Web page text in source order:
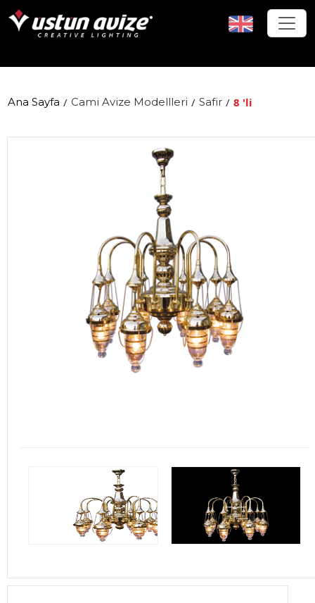
Ana Sayfa / Cami Avize Modellleri / Safir / 8 'li